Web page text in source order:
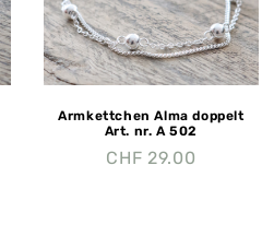
Armkettchen Alma doppelt
Art. nr. A 502
CHF 29.00